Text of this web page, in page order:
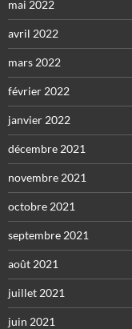
mai 2022
avril 2022
mars 2022
février 2022
janvier 2022
décembre 2021
novembre 2021
octobre 2021
septembre 2021
août 2021
juillet 2021
juin 2021